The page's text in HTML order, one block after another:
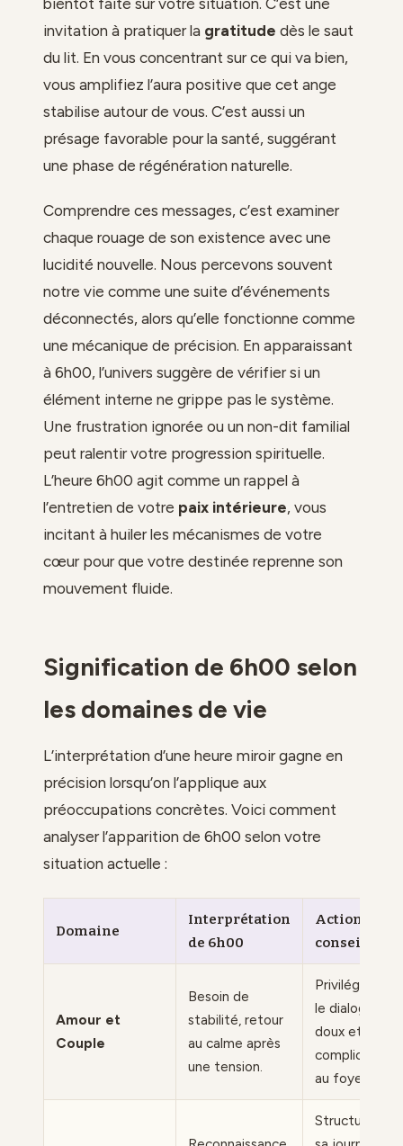
bientôt faite sur votre situation. C’est une
invitation à pratiquer la gratitude dès le saut
du lit. En vous concentrant sur ce qui va bien,
vous amplifiez l’aura positive que cet ange
stabilise autour de vous. C’est aussi un
présage favorable pour la santé, suggérant
une phase de régénération naturelle.
Comprendre ces messages, c’est examiner
chaque rouage de son existence avec une
lucidité nouvelle. Nous percevons souvent
notre vie comme une suite d’événements
déconnectés, alors qu’elle fonctionne comme
une mécanique de précision. En apparaissant
à 6h00, l’univers suggère de vérifier si un
élément interne ne grippe pas le système.
Une frustration ignorée ou un non-dit familial
peut ralentir votre progression spirituelle.
L’heure 6h00 agit comme un rappel à
l’entretien de votre paix intérieure, vous
incitant à huiler les mécanismes de votre
cœur pour que votre destinée reprenne son
mouvement fluide.
Signification de 6h00 selon
les domaines de vie
L’interprétation d’une heure miroir gagne en
précision lorsqu’on l’applique aux
préoccupations concrètes. Voici comment
analyser l’apparition de 6h00 selon votre
situation actuelle :
Domaine
Interprétation
de 6h00
Action
conseillée
Amour et
Couple
Besoin de
stabilité, retour
au calme après
une tension.
Privilégier
le dialogue
doux et la
complicité
au foyer.
Structurer